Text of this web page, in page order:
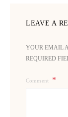
LEAVE A
YOUR EMAIL
REQUIRED
Comment